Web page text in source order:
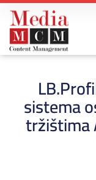
sistema
tržištima